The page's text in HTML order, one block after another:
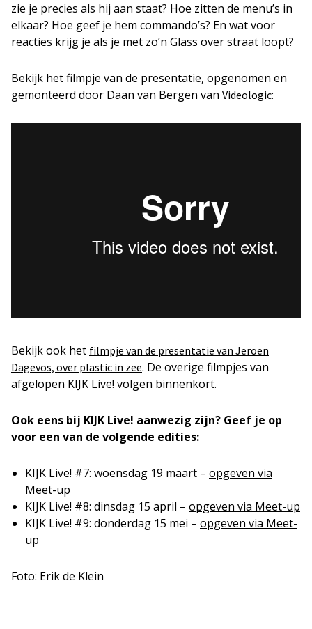
zie je precies als hij aan staat? Hoe zitten de menu’s in
elkaar? Hoe geef je hem commando’s? En wat voor
reacties krijg je als je met zo’n Glass over straat loopt?
Bekijk het filmpje van de presentatie, opgenomen en
gemonteerd door Daan van Bergen van Videologic:
Bekijk ook het filmpje van de presentatie van Jeroen
Dagevos, over plastic in zee. De overige filmpjes van
afgelopen KIJK Live! volgen binnenkort.
Ook eens bij KIJK Live! aanwezig zijn? Geef je op
voor een van de volgende edities:
KIJK Live! #7: woensdag 19 maart – opgeven via
Meet-up
KIJK Live! #8: dinsdag 15 april – opgeven via Meet-up
KIJK Live! #9: donderdag 15 mei – opgeven via Meet-
up
Foto: Erik de Klein